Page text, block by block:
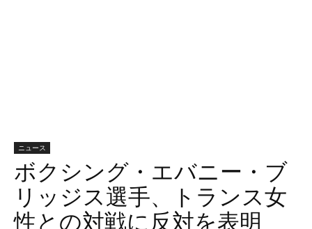
ニュース
ボクシング・エバニー・ブ
リッジス選手、トランス女
性との対戦に反対を表明